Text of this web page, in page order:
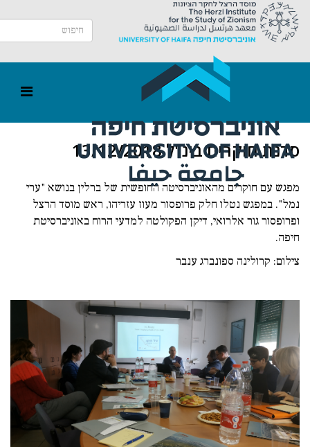
סדנת חוקרים בינ"ל 13/12/2018
מפגש עם חוקרים מהאוניברסיטה החופשית של ברלין בנושא "ערי
נמל". במפגש נטלו חלק פרופסור מעוז עזריהו, ראש מוסד הרצל
ופרופסור גור אלרואי, דיקן הפקולטה למדעי הרוח באוניברסיטת
חיפה.
צילום: קרולינה ספונברג ענבר